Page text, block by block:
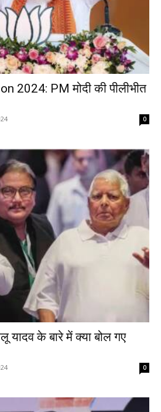
2024: PM मोदी की पीलीभीत
0
के बारे में क्या बोल गए
0